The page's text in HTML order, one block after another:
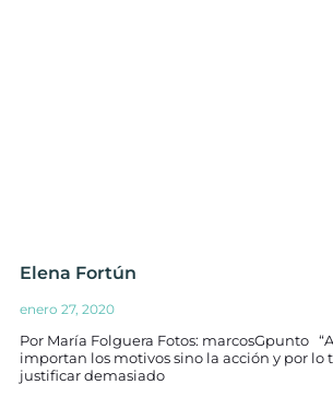
Elena Fortún
enero 27, 2020
Por María Folguera Fotos: marcosGpunto
importan los motivos sino la acción y por lo
justificar demasiado